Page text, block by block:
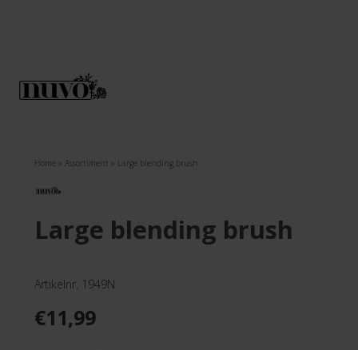
Home » Assortiment » Large blending brush
large blending brush
Artikelnr. 1949N
€11,99